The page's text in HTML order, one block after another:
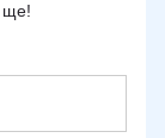
ще!